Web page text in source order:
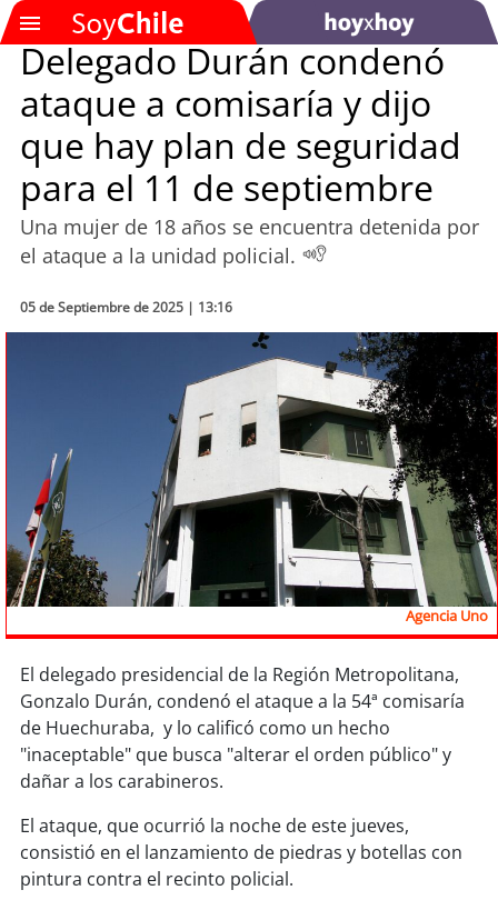
SOYTV
Podcast
Actualidad
Tecnología
Sostenibilidad
soychile
soyiquique
soycalama
soyantofagasta
soycopiapó
soy valparaíso
Delegado Durán condenó
ataque a comisaría y dijo
que hay plan de seguridad
para el 11 de septiembre
Una mujer de 18 años se encuentra detenida por
el ataque a la unidad policial.
05 de Septiembre de 2025 | 13:16
Agencia Uno
El delegado presidencial de la Región Metropolitana,
Gonzalo Durán, condenó el ataque a la 54ª comisaría
de Huechuraba, y lo calificó como un hecho
"inaceptable" que busca "alterar el orden público" y
dañar a los carabineros.
El ataque, que ocurrió la noche de este jueves,
consistió en el lanzamiento de piedras y botellas con
pintura contra el recinto policial.